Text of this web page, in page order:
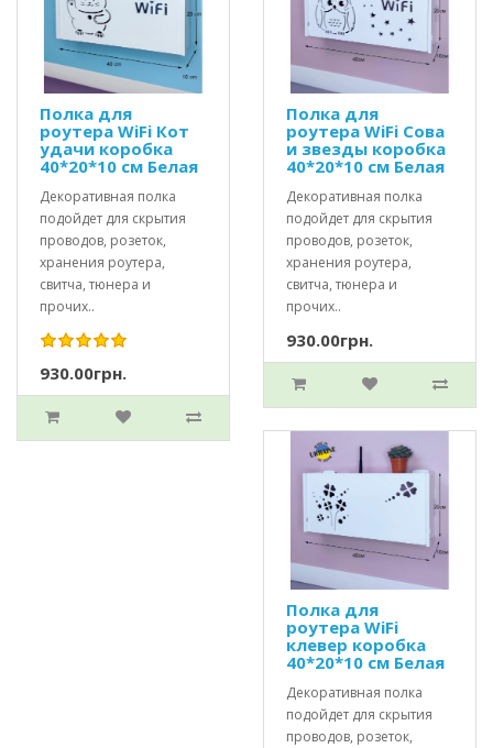
Полка для
роутера WiFi Кот
удачи коробка
40*20*10 см Белая
Декоративная полка
подойдет для скрытия
проводов, розеток,
хранения роутера,
свитча, тюнера и
прочих..
930.00грн.
Полка для
роутера WiFi Сова
и звезды коробка
40*20*10 см Белая
Декоративная полка
подойдет для скрытия
проводов, розеток,
хранения роутера,
свитча, тюнера и
прочих..
930.00грн.
Полка для
роутера WiFi
клевер коробка
40*20*10 см Белая
Декоративная полка
подойдет для скрытия
проводов, розеток,